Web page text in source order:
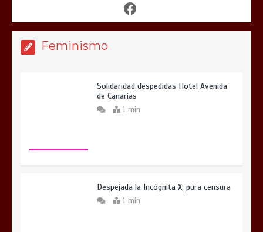
Feminismo
Solidaridad despedidas Hotel Avenida
de Canarias
1 min
Despejada la Incógnita X, pura censura
1 min